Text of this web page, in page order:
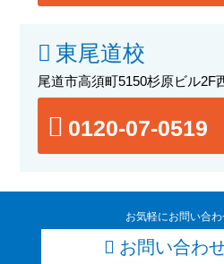
東尾道校
尾道市高須町5150杉原ビル2F
0120-07-0519
お気軽にお問い合
お問い合わ